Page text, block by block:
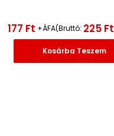
177 Ft +ÁFA(Bruttó: 225 Ft
Kosárba Teszem